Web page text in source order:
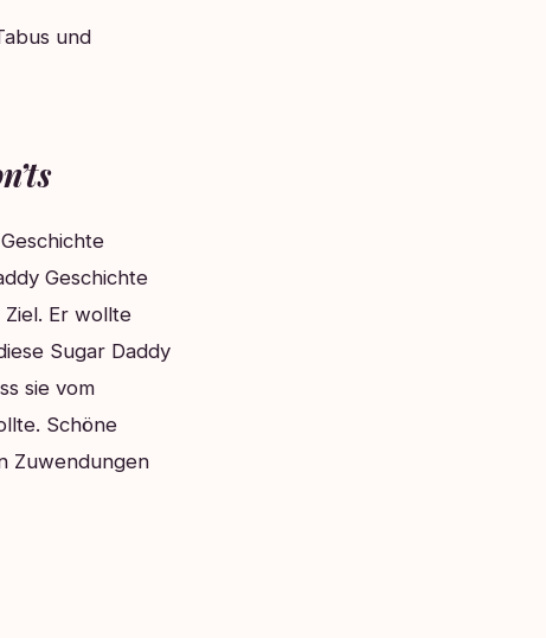
und
Geschichte
Er wollte
Sugar Daddy
sie vom
Schöne
Zuwendungen